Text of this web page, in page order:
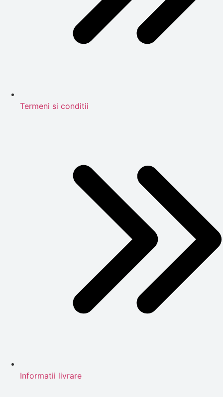
Termeni si conditii
Informatii livrare